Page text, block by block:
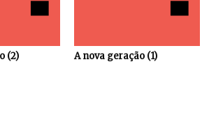
(2) A nova geração (1)